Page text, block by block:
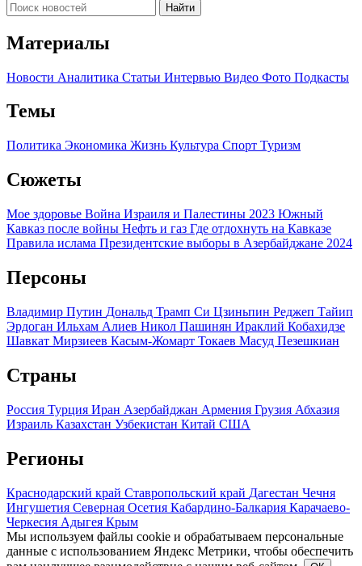
Найти
Материалы
Новости Аналитика Статьи Интервью Видео Фото Подкасты
Темы
Политика Экономика Жизнь Культура Спорт Туризм
Сюжеты
Мое здоровье Война Израиля и Палестины 2023 Южный
Кавказ после войны Нефть и газ Где отдохнуть на Кавказе
Правила ислама Президентские выборы в Азербайджане 2024
Персоны
Владимир Путин Дональд Трамп Си Цзиньпин Реджеп Тайип
Эрдоган Ильхам Алиев Никол Пашинян Ираклий Кобахидзе
Шавкат Мирзиеев Касым-Жомарт Токаев Масуд Пезешкиан
Страны
Россия Турция Иран Азербайджан Армения Грузия Абхазия
Израиль Казахстан Узбекистан Китай США
Регионы
Краснодарский край Ставропольский край Дагестан Чечня
Ингушетия Северная Осетия Кабардино-Балкария Карачаево-
Черкесия Адыгея Крым
Мы используем файлы cookie и обрабатываем персональные
данные с использованием Яндекс Метрики, чтобы обеспечить